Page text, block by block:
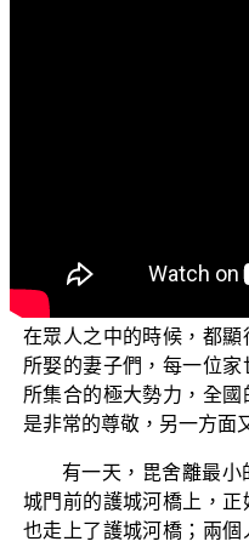
兄妹稱呼。毘舍離總共
長得非常的英俊，而且
在眾人之中的時候，都
所娶的妻子們，每一位
所集合的極大勢力，全
是非常的尊敬，另一方面
有一天，毘舍離最
城門前的護城河橋上，正
也走上了護城河橋；兩